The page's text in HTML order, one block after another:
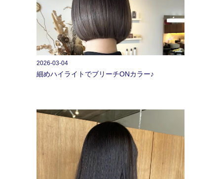
2026-03-04
細めハイライトでブリーチONカラー♪